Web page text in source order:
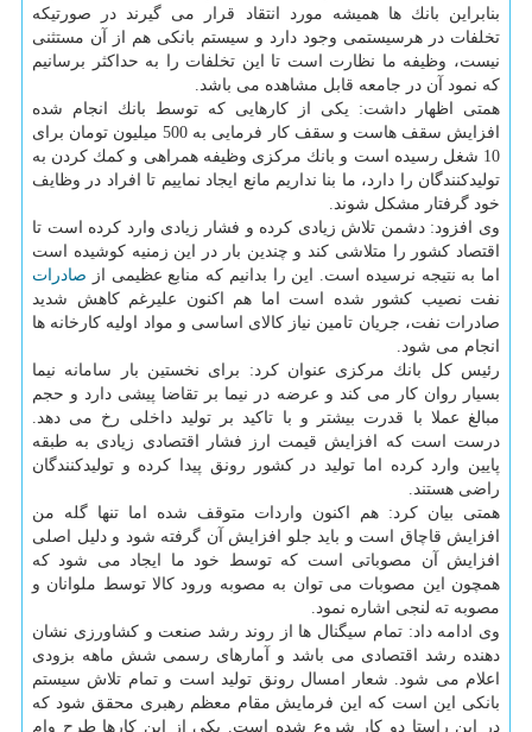
بنابراین بانك ها همیشه مورد انتقاد قرار می گیرند در صورتیكه
تخلفات در هرسیستمی وجود دارد و سیستم بانكی هم از آن مستثنی
نیست، وظیفه ما نظارت است تا این تخلفات را به حداكثر برسانیم
كه نمود آن در جامعه قابل مشاهده می باشد.
همتی اظهار داشت: یكی از كارهایی كه توسط بانك انجام شده
افزایش سقف هاست و سقف كار فرمایی به 500 میلیون تومان برای
10 شغل رسیده است و بانك مركزی وظیفه همراهی و كمك كردن به
تولیدكنندگان را دارد، ما بنا نداریم مانع ایجاد نماییم تا افراد در وظایف
خود گرفتار مشكل شوند.
وی افزود: دشمن تلاش زیادی كرده و فشار زیادی وارد كرده است تا
اقتصاد كشور را متلاشی كند و چندین بار در این زمنیه كوشیده است
اما به نتیجه نرسیده است. این را بدانیم كه منابع عظیمی از صادرات
نفت نصیب كشور شده است اما هم اكنون علیرغم كاهش شدید
صادرات نفت، جریان تامین نیاز كالای اساسی و مواد اولیه كارخانه ها
انجام می شود.
رئیس كل بانك مركزی عنوان كرد: برای نخستین بار سامانه نیما
بسیار روان كار می كند و عرضه در نیما بر تقاضا پیشی دارد و حجم
مبالغ عملا با قدرت بیشتر و با تاكید بر تولید داخلی رخ می دهد.
درست است كه افزایش قیمت ارز فشار اقتصادی زیادی به طبقه
پایین وارد كرده اما تولید در كشور رونق پیدا كرده و تولیدكنندگان
راضی هستند.
همتی بیان كرد: هم اكنون واردات متوقف شده اما تنها گله من
افزایش قاچاق است و باید جلو افزایش آن گرفته شود و دلیل اصلی
افزایش آن مصوباتی است كه توسط خود ما ایجاد می شود كه
همچون این مصوبات می توان به مصوبه ورود كالا توسط ملوانان و
مصوبه ته لنجی اشاره نمود.
وی ادامه داد: تمام سیگنال ها از روند رشد صنعت و كشاورزی نشان
دهنده رشد اقتصادی می باشد و آمارهای رسمی شش ماهه بزودی
اعلام می شود. شعار امسال رونق تولید است و تمام تلاش سیستم
بانكی این است كه این فرمایش مقام معظم رهبری محقق شود كه
در این راستا دو كار شروع شده است. یكی از این كارها طرح وام